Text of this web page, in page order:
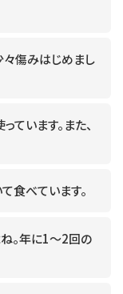
々傷みはじめまし
います。また、
食べています。
。年に1～2回の